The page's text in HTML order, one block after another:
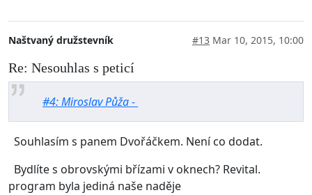
Naštvaný družstevník #13 Mar 10, 2015, 10:00
Re: Nesouhlas s peticí
#4: Miroslav Půža -
Souhlasím s panem Dvořáčkem. Není co dodat.
Bydlíte s obrovskými břízami v oknech? Revital.
program byla jediná naše naděje